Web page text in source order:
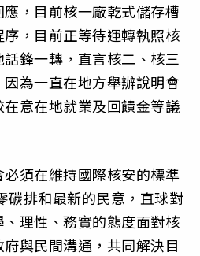
，目前核一廠乾式儲存槽
，目前正等待運轉執照核
鋒一轉，直言核二、核三
為一直在地方舉辦說明會
意在地就業及回饋金等議
須在維持國際核安的標準
碳排和最新的民意，直球對
理性、務實的態度面對核
與民間溝通，共同解決目